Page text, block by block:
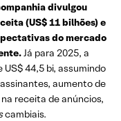
divulgou
(US$ 11 bilhões) e
do mercado
Já para 2025, a
44,5 bi, assumindo
aumento de
receita de anúncios,
cambiais.